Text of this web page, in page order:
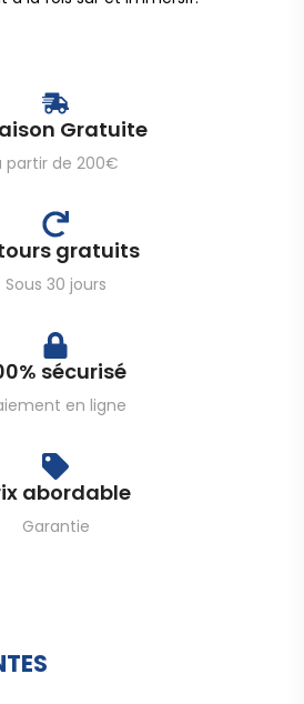
Gratuite
partir de 200€
gratuits
Sous 30 jours
sécurisé
en ligne
​​abordable
Garantie